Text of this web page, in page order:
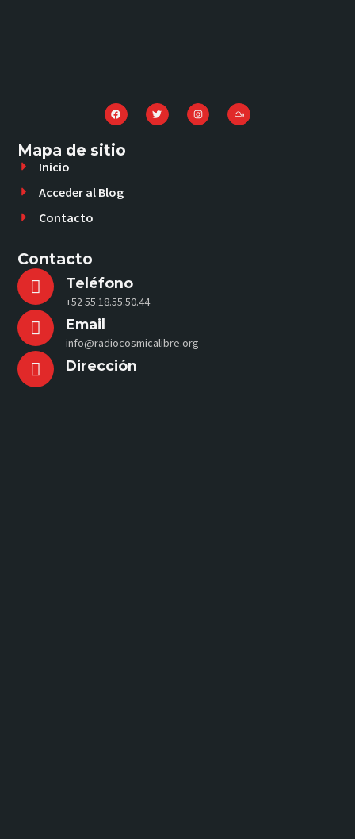
Mapa de sitio
Inicio
Acceder al Blog
Contacto
Contacto
Teléfono
+52 55.18.55.50.44
Email
info@radiocosmicalibre.org
Dirección